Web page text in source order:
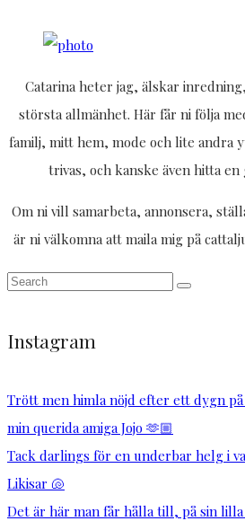
Catarina heter jag, älskar
största allmänhet. Här får ni följa
familj, mitt hem, mode och lite andra
trivas, och kanske även hitta
Om ni vill samarbeta, annonsera,
är ni välkomna att maila mig på
Instagram
Trött men himla nöjd efter ett dygn
min querida amiga Jojo 🫶🏼
Tack darlings för en underbar helg i
Likisar 🐚
Det är här man får hålla till, på sin